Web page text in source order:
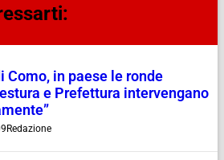
Como, in paese le ronde
e Prefettura intervengano
Redazione